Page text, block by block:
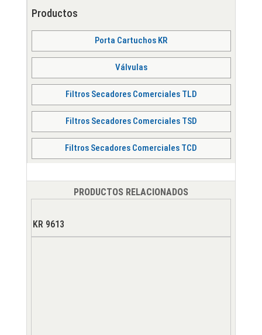
Productos
Porta Cartuchos KR
Válvulas
Filtros Secadores Comerciales TLD
Filtros Secadores Comerciales TSD
Filtros Secadores Comerciales TCD
PRODUCTOS RELACIONADOS
KR 9613